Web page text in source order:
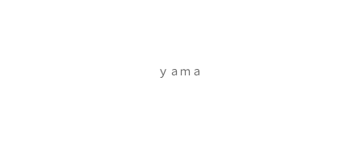
ｙａｍａ